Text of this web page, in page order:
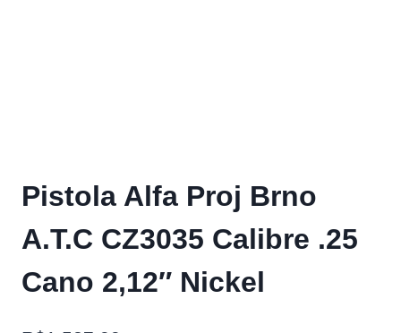
Pistola Alfa Proj Brno
A.T.C CZ3035 Calibre .25
Cano 2,12″ Nickel